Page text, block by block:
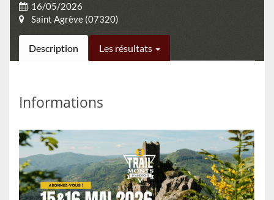
16/05/2026
Saint Agrève (07320)
Description Les résultats
Informations